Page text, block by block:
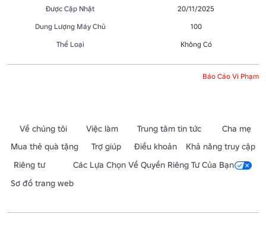
Được Cập Nhật
20/11/2025
Dung Lượng Máy Chủ
100
Thể Loại
Không Có
Báo Cáo Vi Phạm
Về chúng tôi Việc làm Trung tâm tin tức
Cha mẹ
Mua thẻ quà tặng
Trợ giúp Điều khoản
Khả năng truy cập
Riêng tư
Các Lựa Chọn Về Quyền Riêng Tư Của Bạn
Sơ đồ trang web